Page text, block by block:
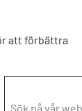
att förbättra